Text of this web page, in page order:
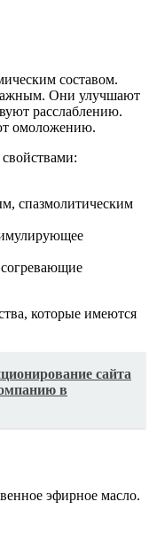
составом.
Они улучшают
расслаблению.
омоложению.
спазмолитическим
которые имеются
сайта
в
эфирное масло.